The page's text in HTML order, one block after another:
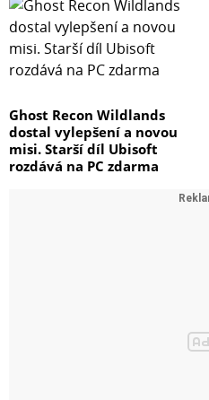
Ghost Recon Wildlands
dostal vylepšení a novou
misi. Starší díl Ubisoft
rozdává na PC zdarma